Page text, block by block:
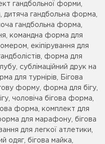
гандбольної форми,
дитяча гандбольна форма,
гандбольна форма,
командна форма для
екіпірування для
форма для
сублімаційний друк на
для турнірів, Бігова
форму, форма для бігу,
чоловіча бігова форма,
форма, комплект для
для марафону, бігова
для легкої атлетики,
одяг, бігова майка,